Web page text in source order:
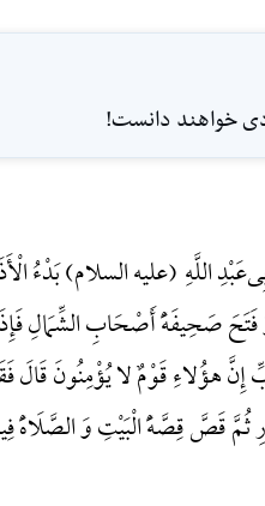
خواهند دانست!
اللَّهِ (علیه السلام) بَدْءُ
أَصْحَابِ الشِّمَالِ فَإِذَا
إِنَّ هؤُلاءِ قَوْمٌ لا یُؤْمِنُونَ
ثُمَّ قَصَّ قِصَّهًَْ الْبَیْتِ وَ الصَّلَاهًَْ